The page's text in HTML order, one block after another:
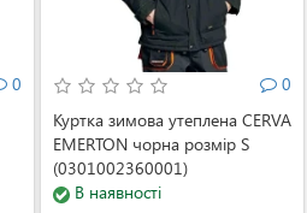
0
0
Куртка зимова утеплена CERVA
EMERTON чорна розмір S
(0301002360001)
В наявності